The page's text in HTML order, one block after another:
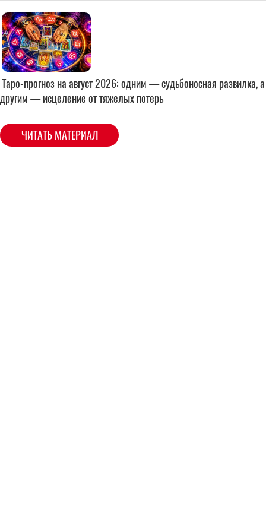
Таро-прогноз на август 2026: одним — судьбоносная развилка, а
другим — исцеление от тяжелых потерь
ЧИТАТЬ МАТЕРИАЛ